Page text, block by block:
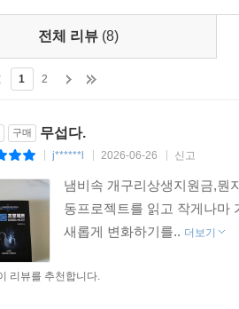
전체 리뷰(8)
구매 무섭다.
| j******l | 2026-06-26 | 신고
냄비속 개구리상생지원금,뭔
동프로젝트를 읽고 작게나마